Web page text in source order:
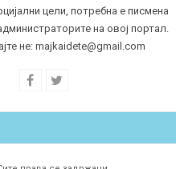
цели, потребна е писмена
на овој портал.
не:majkaidete@gmail.com